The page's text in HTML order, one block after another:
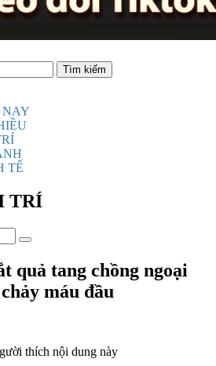
TẾ
TRÍ
quả tang chồng ngoại
máu đầu
thích nội dung này